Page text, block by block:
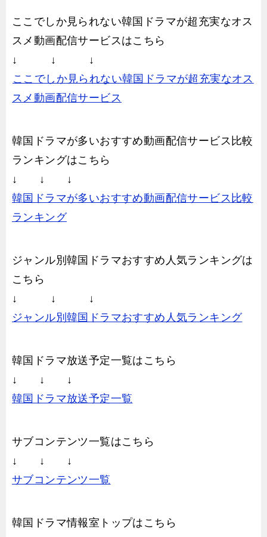
ここでしか見られない韓国ドラマが超充実なオス
スメ動画配信サービスはこちら
↓ ↓ ↓
ここでしか見られない韓国ドラマが超充実なオス
スメ動画配信サービス
韓国ドラマが多いおすすめ動画配信サービス比較
ランキングはこちら
↓ ↓ ↓
韓国ドラマが多いおすすめ動画配信サービス比較
ランキング
ジャンル別韓国ドラマおすすめ人気ランキングは
こちら
↓ ↓ ↓
ジャンル別韓国ドラマおすすめ人気ランキング
韓国ドラマ放送予定一覧はこちら
↓ ↓ ↓
韓国ドラマ放送予定一覧
サブコンテンツ一覧はこちら
↓ ↓ ↓
サブコンテンツ一覧
韓国ドラマ情報室トップはこちら